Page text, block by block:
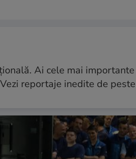
Ai cele mai
reportaje inedite de